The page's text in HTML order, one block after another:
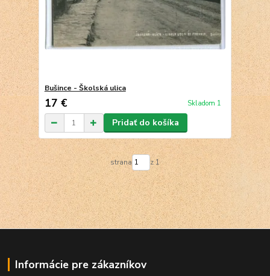
Bušince - Školská ulica
17 € Skladom 1
Pridať do košíka
strana z 1
Informácie pre zákazníkov